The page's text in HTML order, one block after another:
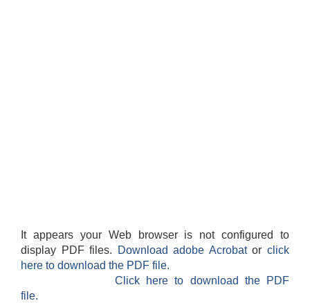
It appears your Web browser is not configured to
display PDF files.
Download adobe Acrobatorclick
here to download the PDF file.
Click here to download the PDF
file.